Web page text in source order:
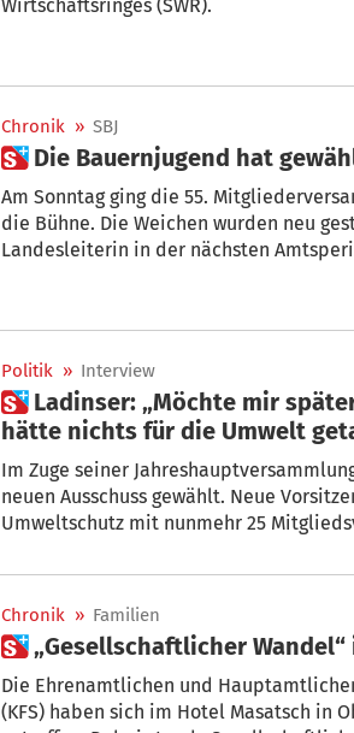
Wirtschaftsringes (SWR).
Chronik » SBJ
 Die Bauernjugend hat
Am Sonntag ging die 55.
die Bühne. Die Weichen wurden neu
Landesleiterin in der nächsten
Politik » Interview
 Ladinser: „Möchte mir später einmal nicht nachsagen lassen, ich
hätte nichts für die Umwelt
Im Zuge seiner
neuen Ausschuss gewählt. Neue
Umweltschutz mit nunmehr 25
Chronik » Familien
 „Gesellschaftlicher
Die Ehrenamtlichen und
(KFS) haben sich im Hotel Masatsch in